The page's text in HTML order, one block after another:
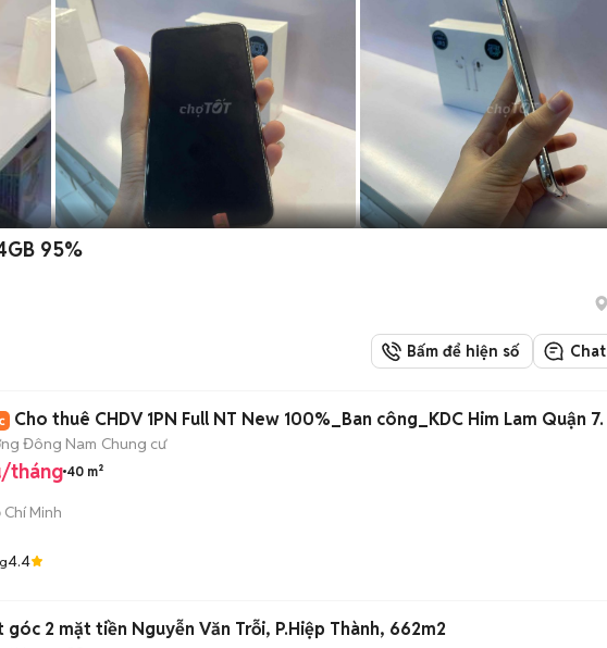
95%
Bấm để hiện số Chat
Cho thuê CHDV 1PN Full NT New 100%_Ban công_KDC Him Lam Quận 7.
Đông Nam Chung cư
tháng 40 m²
Chí Minh
4.4
góc 2 mặt tiền Nguyễn Văn Trỗi, P.Hiệp Thành, 662m2